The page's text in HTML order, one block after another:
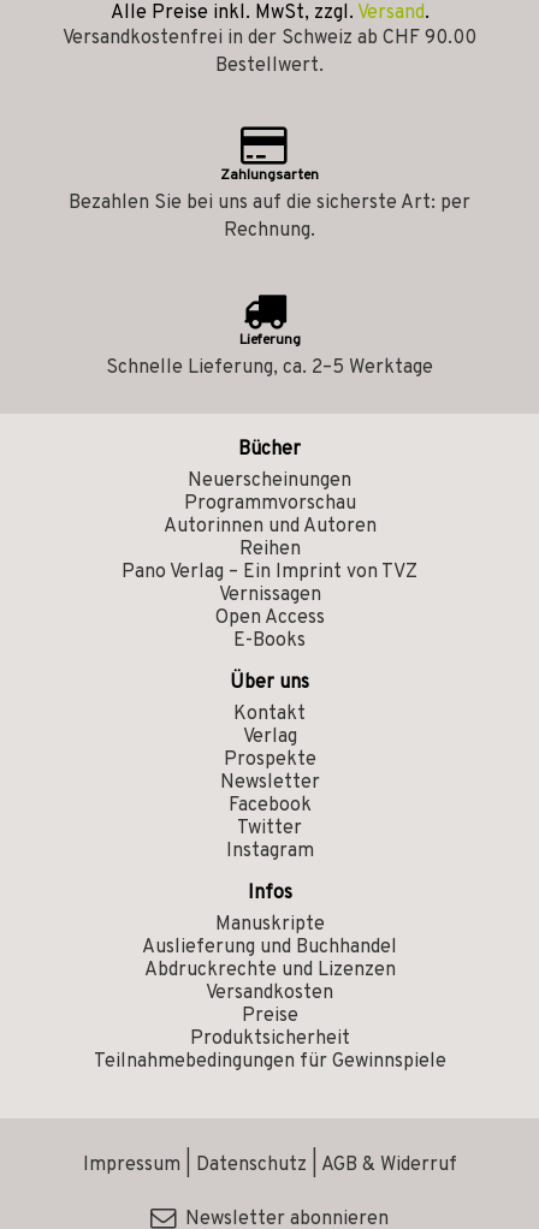
Alle Preise inkl. MwSt, zzgl. Versand.
Versandkostenfrei in der Schweiz ab CHF 90.00
Bestellwert.
Zahlungsarten
Bezahlen Sie bei uns auf die sicherste Art: per
Rechnung.
Lieferung
Schnelle Lieferung, ca. 2–5 Werktage
Bücher
Neuerscheinungen
Programmvorschau
Autorinnen und Autoren
Reihen
Pano Verlag – Ein Imprint von TVZ
Vernissagen
Open Access
E-Books
Über uns
Kontakt
Verlag
Prospekte
Newsletter
Facebook
Twitter
Instagram
Infos
Manuskripte
Auslieferung und Buchhandel
Abdruckrechte und Lizenzen
Versandkosten
Preise
Produktsicherheit
Teilnahmebedingungen für Gewinnspiele
Impressum Datenschutz AGB & Widerruf
Newsletter abonnieren